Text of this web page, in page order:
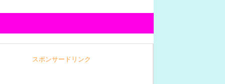
スポンサードリンク